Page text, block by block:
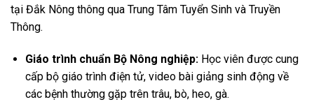
tại Đắk Nông thông qua Trung Tâm Tuyển Sinh và Truyền
Thông.
Giáo trình chuẩn Bộ Nông nghiệp:Học viên được cung
cấp bộ giáo trình điện tử, video bài giảng sinh động về
các bệnh thường gặp trên trâu, bò, heo, gà.